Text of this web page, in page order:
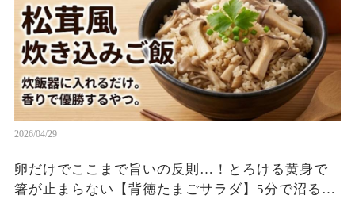
2026/04/29
卵だけでここまで旨いの反則…！とろける黄身で
箸が止まらない【背徳たまごサラダ】5分で沼る神